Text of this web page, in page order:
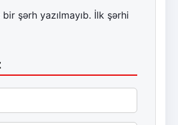
şərh yazılmayıb. İlk şərhi